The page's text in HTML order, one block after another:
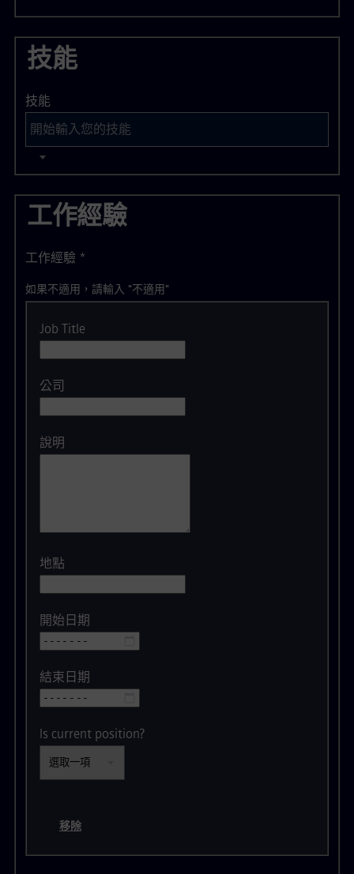
技能
技能
工作經驗
工作經驗 *
如果不適用，請輸入 "不適用"
Job Title
公司
說明
地點
開始日期
結束日期
Is current position?
移除